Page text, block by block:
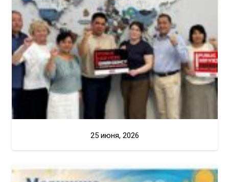
25 июня, 2026